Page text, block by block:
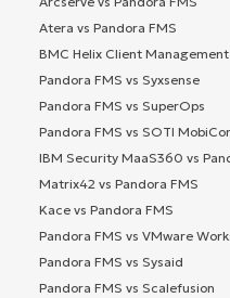
Atera vs Pandora FMS
BMC Helix Client
Pandora FMS vs Syxsense
Pandora FMS vs SuperOps
Pandora FMS vs SOTI
IBM Security MaaS360 vs
Matrix42 vs Pandora FMS
Kace vs Pandora FMS
Pandora FMS vs VMware
Pandora FMS vs Sysaid
Pandora FMS vs Scalefusion